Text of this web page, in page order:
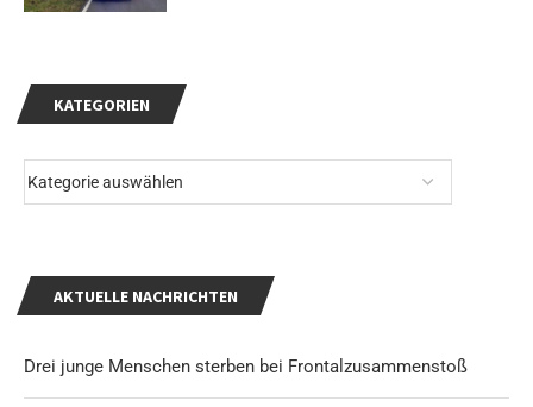
KATEGORIEN
AKTUELLE NACHRICHTEN
Drei junge Menschen sterben bei Frontalzusammenstoß